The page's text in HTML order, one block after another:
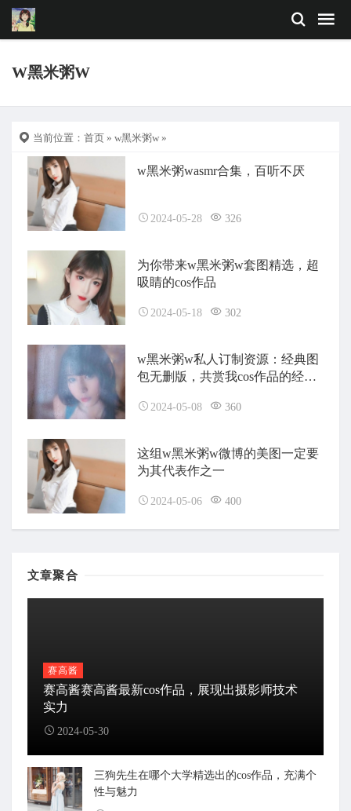
W黑米粥W
当前位置： 首页 » w黑米粥w »
w黑米粥wasmr合集，百听不厌
2024-05-28 326
为你带来w黑米粥w套图精选，超
吸睛的cos作品
2024-05-18 302
w黑米粥w私人订制资源：经典图
包无删版，共赏我cos作品的经典
2024-05-08 360
这组w黑米粥w微博的美图一定要
为其代表作之一
2024-05-06 400
文章聚合
赛高酱
赛高酱赛高酱最新cos作品，展现出摄影师技术
实力
2024-05-30
三狗先生在哪个大学精选出的cos作品，充满个
性与魅力